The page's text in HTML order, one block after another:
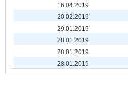
16.04.2019
20.02.2019
29.01.2019
28.01.2019
28.01.2019
28.01.2019